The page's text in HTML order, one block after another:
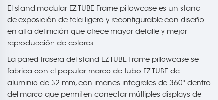
El stand modular EZ TUBE Frame pillowcase es un stand
de exposición de tela ligero y reconfigurable con diseño
en alta definición que ofrece mayor detalle y mejor
reproducción de colores.
La pared trasera del stand EZ TUBE Frame pillowcase se
fabrica con el popular marco de tubo EZ TUBE de
aluminio de 32 mm, con imanes integrales de 360° dentro
del marco que permiten conectar múltiples displays de